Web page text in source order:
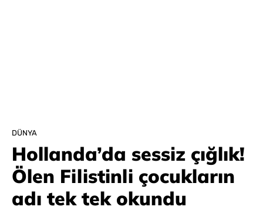
DÜNYA
Hollanda’da sessiz çığlık!
Ölen Filistinli çocukların
adı tek tek okundu